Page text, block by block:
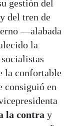
gestión del
y del tren de
—alabada
la
la confortable
consiguió en
la contra y